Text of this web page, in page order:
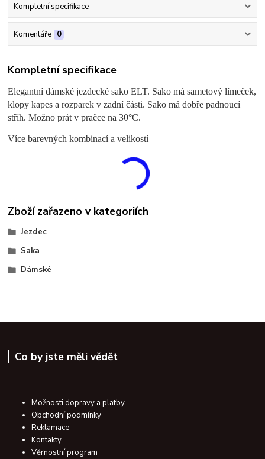
Kompletní specifikace
Komentáře 0
Kompletní specifikace
Elegantní dámské jezdecké sako ELT. Sako má sametový límeček,
klopy kapes a rozparek v zadní části. Sako má dobře padnoucí
stříh. Možno prát v pračce na 30°C.
Více barevných kombinací a velikostí
Zboží zařazeno v kategoriích
Jezdec
Saka
Dámské
Co by jste měli vědět
Možnosti dopravy a platby
Obchodní podmínky
Reklamace
Kontakty
Věrnostní program